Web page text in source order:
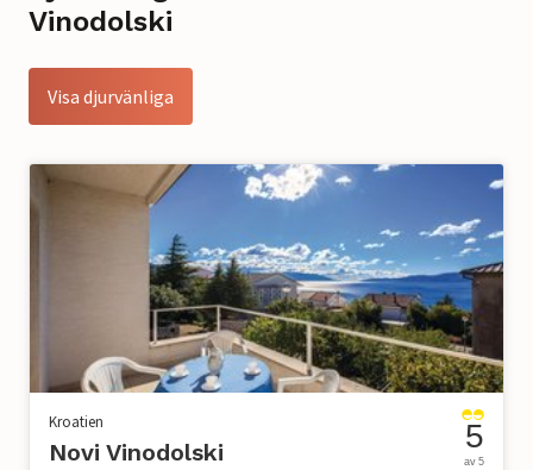
Vinodolski
Visa djurvänliga
Kroatien
Novi Vinodolski 5
av 5